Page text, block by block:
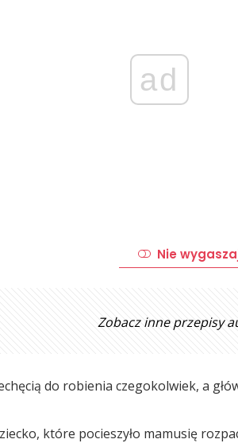
ad
Nie
Zobacz inne przepisy
do robienia czegokolwiek, a
które pocieszyło mamusię